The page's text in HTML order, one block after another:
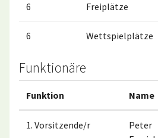
6 Freiplätze
6 Wettspielplätze
Funktionäre
Funktion Name
1. Vorsitzende/r
Peter